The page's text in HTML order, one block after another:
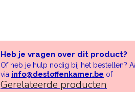
Heb je vragen over dit product?
Of heb je hulp nodig bij het bestellen?
via info@destoffenkamer.be of
Gerelateerde producten